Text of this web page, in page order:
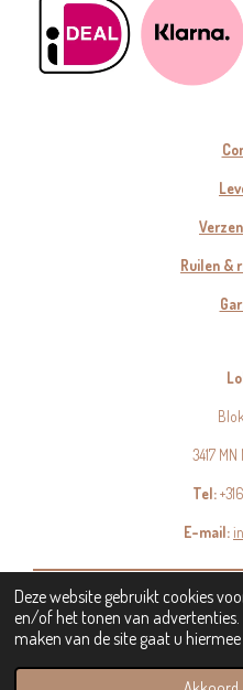
Deze website gebruikt cookies
en/of het tonen van advertenties.
maken van de site gaat u
Ruilen &
3417
Tel:
E-mail:
© 2023 - 2026 LoLifa